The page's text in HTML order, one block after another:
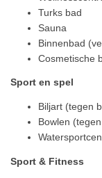
Turks bad
Sauna
Binnenbad
Cosmetische
Sport en spel
Biljart (tegen
Bowlen
Sport & Fitness